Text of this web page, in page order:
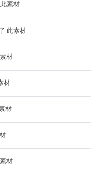
素材
此素材
材
材
材
材